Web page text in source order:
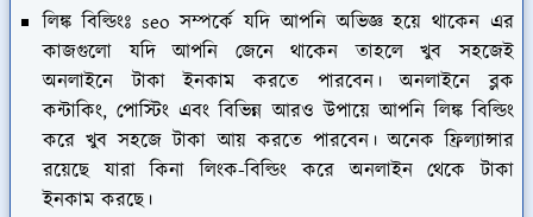
লিঙ্ক বিল্ডিংঃseo সম্পর্কে যদি আপনি অভিজ্ঞ হয়ে থাকেন এর
কাজগুলো যদি আপনি জেনে থাকেন তাহলে খুব সহজেই
অনলাইনে টাকা ইনকাম করতে পারবেন। অনলাইনে ব্লক
কন্টাকিং, পোস্টিং এবং বিভিন্ন আরও উপায়ে আপনি লিঙ্ক বিল্ডিং
করে খুব সহজে টাকা আয় করতে পারবেন। অনেক ফ্রিল্যান্সার
রয়েছে যারা কিনা লিংক-বিল্ডিং করে অনলাইন থেকে টাকা
ইনকাম করছে।